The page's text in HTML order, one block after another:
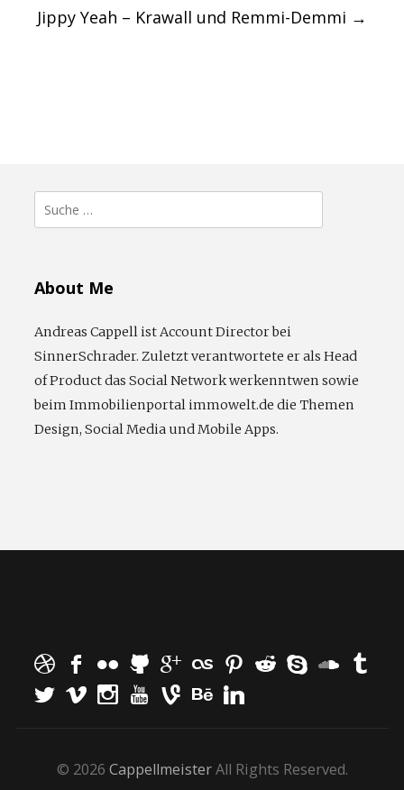
Jippy Yeah – Krawall und Remmi-Demmi →
Suche
nach:
About Me
Andreas Cappell ist Account Director bei
SinnerSchrader. Zuletzt verantwortete er als Head
of Product das Social Network werkenntwen sowie
beim Immobilienportal immowelt.de die Themen
Design, Social Media und Mobile Apps.
© 2026 CappellmeisterAll Rights Reserved.